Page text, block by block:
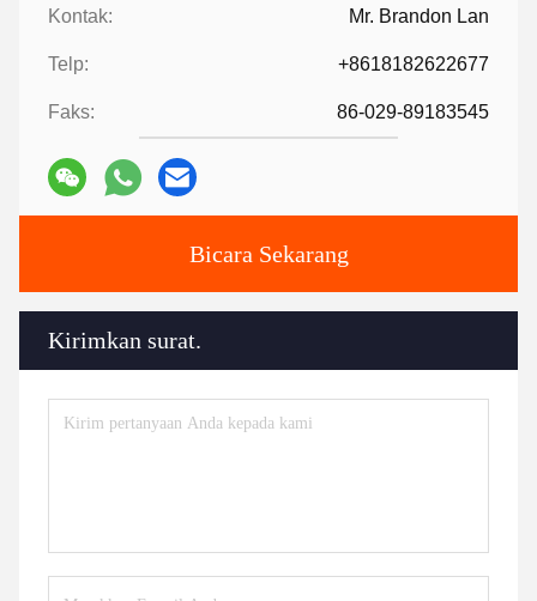
Kontak: Mr. Brandon Lan
Telp: +8618182622677
Faks: 86-029-89183545
Bicara Sekarang
Kirimkan surat.